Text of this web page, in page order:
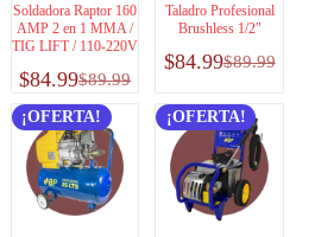
Soldadora Raptor 160
AMP 2 en 1 MMA /
TIG LIFT / 110-220V
$89.99
$84.99
Taladro Profesional
Brushless 1/2″
$89.99
$84.99
¡OFERTA! ¡OFERTA!